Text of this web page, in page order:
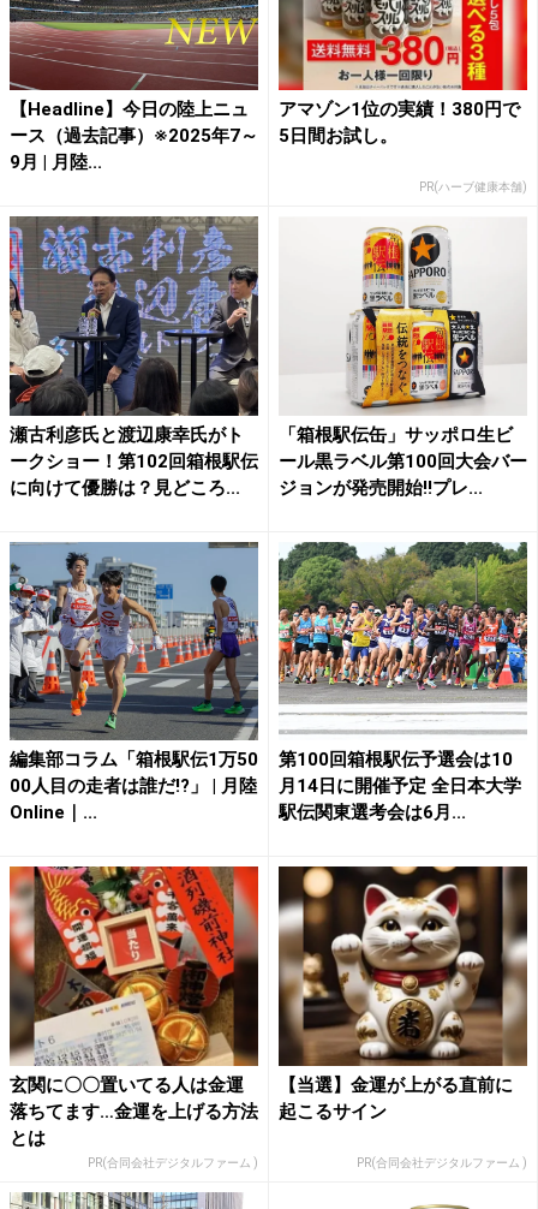
【Headline】今日の陸上ニュ
ース（過去記事）※2025年7～
9月 | 月陸...
アマゾン1位の実績！380円で
5日間お試し。
PR(ハーブ健康本舗)
瀬古利彦氏と渡辺康幸氏がト
ークショー！第102回箱根駅伝
に向けて優勝は？見どころ...
「箱根駅伝缶」サッポロ生ビ
ール黒ラベル第100回大会バー
ジョンが発売開始!!プレ...
編集部コラム「箱根駅伝1万50
00人目の走者は誰だ!?」 | 月陸
Online｜...
第100回箱根駅伝予選会は10
月14日に開催予定 全日本大学
駅伝関東選考会は6月...
玄関に〇〇置いてる人は金運
落ちてます…金運を上げる方法
とは
PR(合同会社デジタルファーム )
【当選】金運が上がる直前に
起こるサイン
PR(合同会社デジタルファーム )